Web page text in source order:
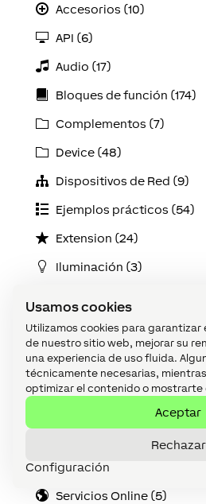
Usamos cookies
Utilizamos cookies para
de nuestro sitio web, mejorar su
una experiencia de uso fluida.
técnicamente necesarias,
optimizar el contenido o mostrarte
Aceptar
Rechazar
Configuración
Accesorios (10)
API (6)
Audio (17)
Bloques de función (174)
Complementos (7)
Device (48)
Dispositivos de Red (9)
Ejemplos prácticos (54)
Extension (24)
Iluminación (3)
Introducción (3)
Loxone Air (42)
Loxone Config (42)
Mantenimiento y
Miniserver (14)
Servicios Online (5)